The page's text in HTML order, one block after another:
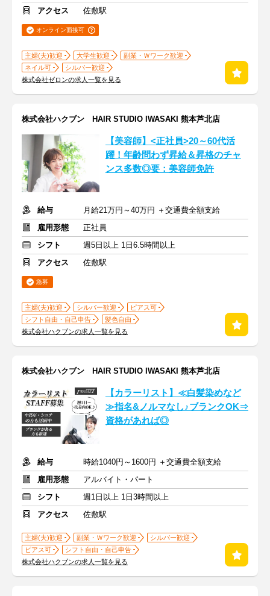
アクセス
佐敷駅
オンライン面接可
主婦(夫)歓迎 大学生歓迎
副業・Ｗワーク歓迎
ネイル可
シルバー歓迎
株式会社ゼロンの求人一覧を見る
株式会社ハクブン HAIR STUDIO IWASAKI 熊本芦北店
【美容師】<正社員>20～60代活
躍！年齢問わず昇給＆昇格のチャ
ンス多数◎要：美容師免許
給与
月給21万円～40万円 ＋交通費全額支給
雇用形態
正社員
シフト
週5日以上 1日6.5時間以上
アクセス
佐敷駅
急募
主婦(夫)歓迎 シルバー歓迎
ピアス可
シフト自由・自己申告
髪色自由
株式会社ハクブンの求人一覧を見る
株式会社ハクブン HAIR STUDIO IWASAKI 熊本芦北店
【カラーリスト】≪白髪染めなど
≫指名&ノルマなし♪ブランクOK⇒
資格があれば◎
給与
時給1040円～1600円 ＋交通費全額支給
雇用形態
アルバイト・パート
シフト
週1日以上 1日3時間以上
アクセス
佐敷駅
主婦(夫)歓迎 副業・Ｗワーク歓迎
シルバー歓迎
ピアス可
シフト自由・自己申告
株式会社ハクブンの求人一覧を見る